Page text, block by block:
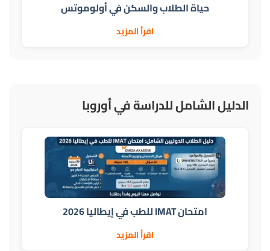
حياة الطلاب والسكن في أولوموتس
اقرأ المزيد
الدليل الشامل للدراسة في أوروبا
امتحان IMAT للطب في إيطاليا 2026
اقرأ المزيد